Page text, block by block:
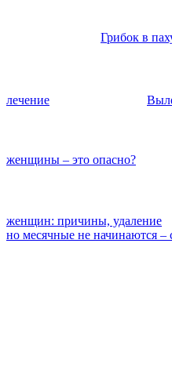
Грибок в
лечение
женщины – это опасно?
женщин: причины, удаление
но месячные не начинаются –